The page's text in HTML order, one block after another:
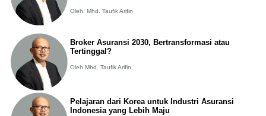
Oleh: Mhd. Taufik Arifin
Broker Asuransi 2030, Bertransformasi atau
Tertinggal?
Oleh Mhd. Taufik Arifin,
Pelajaran dari Korea untuk Industri Asuransi
Indonesia yang Lebih Maju